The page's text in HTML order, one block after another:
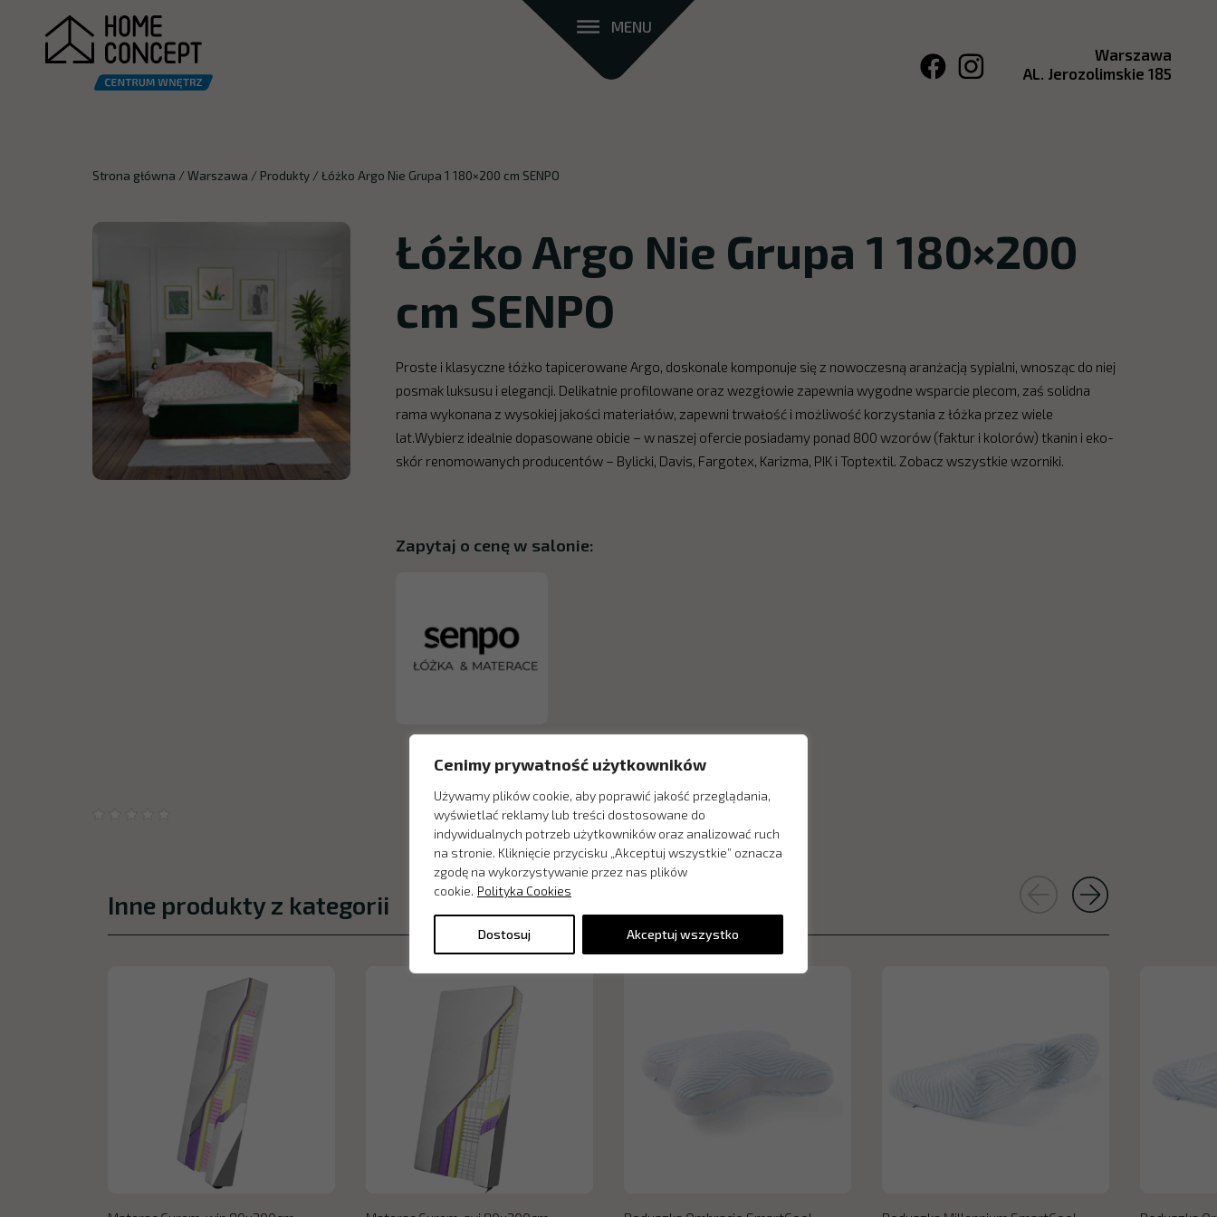
Cenimy prywatność użytkowników
Używamy plików cookie, aby poprawić jakość przeglądania,
wyświetlać reklamy lub treści dostosowane do
indywidualnych potrzeb użytkowników oraz analizować ruch
na stronie. Kliknięcie przycisku „Akceptuj wszystkie” oznacza
zgodę na wykorzystywanie przez nas plików
cookie. Polityka Cookies
Dostosuj Akceptuj wszystko
MENU
Warszawa
AL. Jerozolimskie 185
Strona główna /Warszawa /Produkty /Łóżko Argo Nie Grupa 1 180×200 cm SENPO
Łóżko Argo Nie Grupa 1 180×200
cm SENPO
Proste i klasyczne łóżko tapicerowane Argo, doskonale komponuje się z nowoczesną aranżacją sypialni, wnosząc do niej
posmak luksusu i elegancji. Delikatnie profilowane oraz wezgłowie zapewnia wygodne wsparcie plecom, zaś solidna
rama wykonana z wysokiej jakości materiałów, zapewni trwałość i możliwość korzystania z łóżka przez wiele
lat.Wybierz idealnie dopasowane obicie – w naszej ofercie posiadamy ponad 800 wzorów (faktur i kolorów) tkanin i eko-
skór renomowanych producentów – Bylicki, Davis, Fargotex, Karizma, PIK i Toptextil. Zobacz wszystkie wzorniki.
Zapytaj o cenę w salonie:
Inne produkty z kategorii